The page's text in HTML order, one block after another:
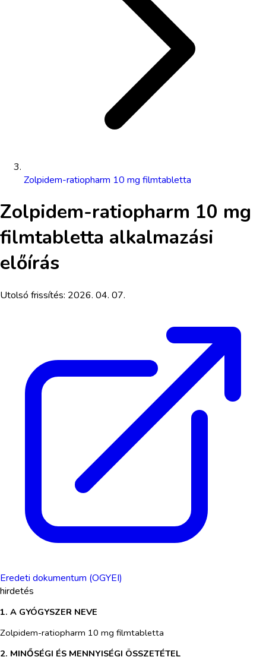
Zolpidem-ratiopharm 10 mg filmtabletta
Zolpidem-ratiopharm 10 mg
filmtabletta alkalmazási
előírás
Utolsó frissítés: 2026. 04. 07.
Eredeti dokumentum (OGYEI)
hirdetés
1. A GYÓGYSZER NEVE
Zolpidem-ratiopharm 10 mg filmtabletta
2. MINŐSÉGI ÉS MENNYISÉGI ÖSSZETÉTEL